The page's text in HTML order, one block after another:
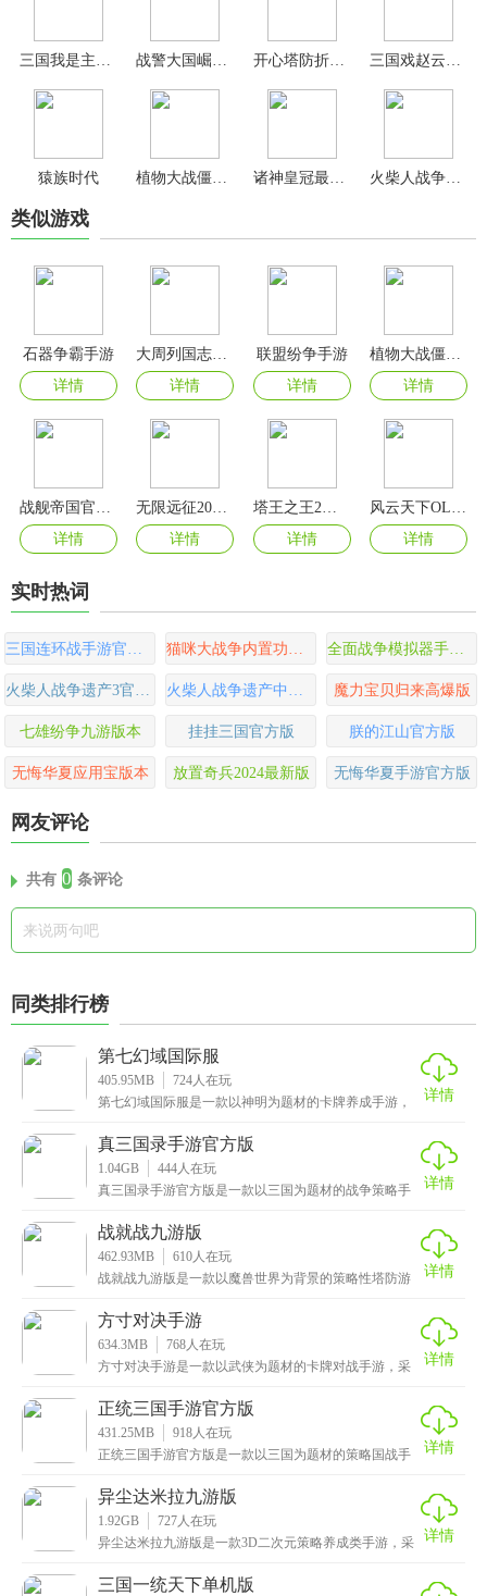
开心塔防折扣平台版
猿族时代 植物大战僵尸95版官方正版 诸神皇冠最新版 火柴人战争遗产
类似游戏
石器争霸手游
详情
详情
联盟纷争手游
详情
详情
战舰帝国官方版
详情
无限远征2024最新版
详情
塔王之王2官方版
详情
风云天下OL九游版
详情
实时热词
三国连环战手游官方版 猫咪大战争内置功能菜单2024版 全面战争模拟器手机版
火柴人战争遗产3官方正版 火柴人战争遗产中文版 魔力宝贝归来高爆版
七雄纷争九游版本 挂挂三国官方版 朕的江山官方版
无悔华夏应用宝版本 放置奇兵2024最新版 无悔华夏手游官方版
网友评论
共有 0 条评论
同类排行榜
第七幻域国际服
405.95MB 724人在玩
第七幻域国际服是一款以神明为题材的卡牌养成手游，
系、大
详情
真三国录手游官方版
1.04GB 444人在玩
真三国录手游官方版是一款以三国为题材的战争策略手
家呈
详情
战就战九游版
462.93MB 610人在玩
战就战九游版是一款以魔兽世界为背景的策略性塔防游
兵
详情
方寸对决手游
634.3MB 768人在玩
方寸对决手游是一款以武侠为题材的卡牌对战手游，采
世界
详情
正统三国手游官方版
431.25MB 918人在玩
正统三国手游官方版是一款以三国为题材的策略国战手
家重
详情
异尘达米拉九游版
1.92GB 727人在玩
异尘达米拉九游版是一款3D二次元策略养成类手游，采
详情
三国一统天下单机版